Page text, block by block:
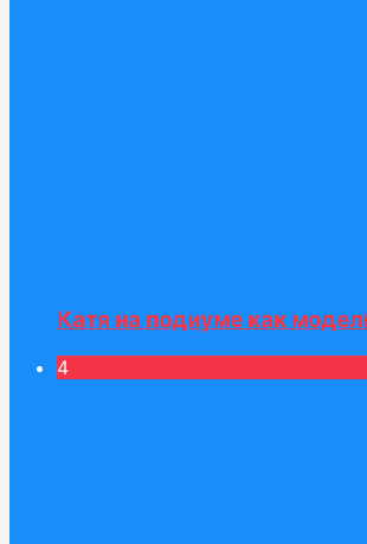
Катя на подиуме как
4